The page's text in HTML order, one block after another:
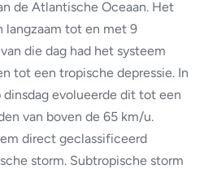
de Atlantische Oceaan. Het
langzaam tot en met 9
die dag had het systeem
tot een tropische depressie. In
dinsdag evolueerde dit tot een
van boven de 65 km/u.
direct geclassificeerd
storm. Subtropische storm